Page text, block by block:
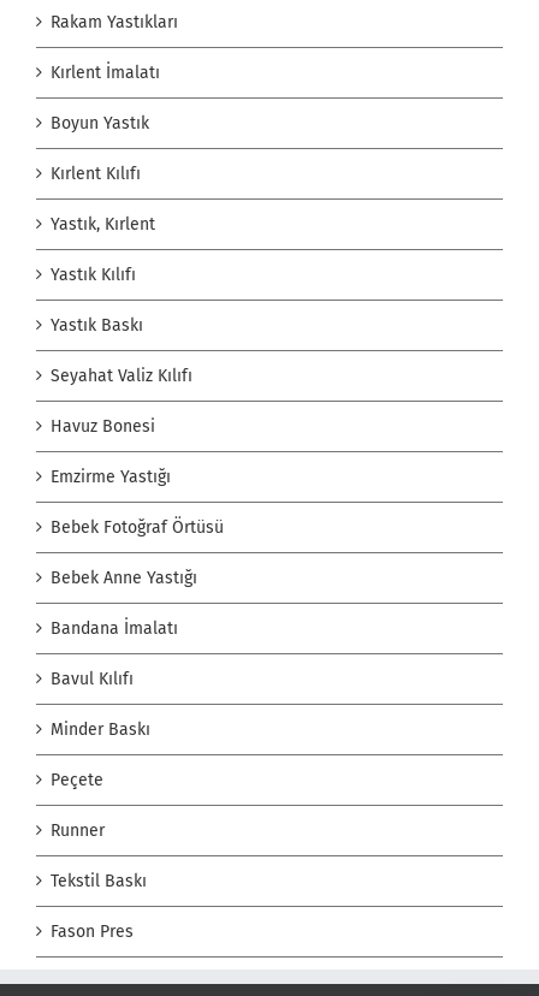
Rakam Yastıkları
Kırlent İmalatı
Boyun Yastık
Kırlent Kılıfı
Yastık, Kırlent
Yastık Kılıfı
Yastık Baskı
Seyahat Valiz Kılıfı
Havuz Bonesi
Emzirme Yastığı
Bebek Fotoğraf Örtüsü
Bebek Anne Yastığı
Bandana İmalatı
Bavul Kılıfı
Minder Baskı
Peçete
Runner
Tekstil Baskı
Fason Pres